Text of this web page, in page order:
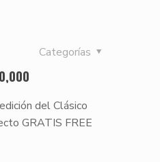
Categorías
del Clásico
GRATIS FREE